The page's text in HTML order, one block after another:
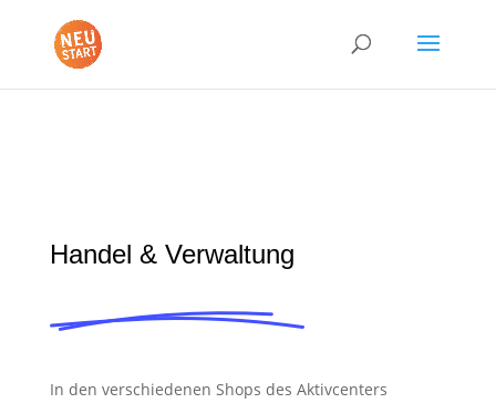
Handel & Verwaltung
In den verschiedenen Shops des Aktivcenters